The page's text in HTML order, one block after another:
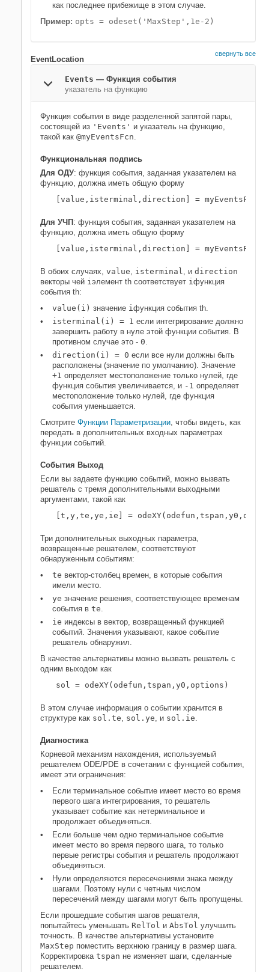
как последнее прибежище в этом случае.
Пример: opts = odeset('MaxStep',1e-2)
EventLocation
свернуть все
Events — Функция события
указатель на функцию
Функция события в виде разделенной запятой пары,
состоящей из 'Events' и указатель на функцию,
такой как @myEventsFcn.
Функциональная подпись
Для ОДУ: функция события, заданная указателем на
функцию, должна иметь общую форму
[value,isterminal,direction] =
Для УЧП : функция события, заданная указателем на
функцию, должна иметь общую форму
[value,isterminal,direction] =
В обоих случаях, value, isterminal, и direction
векторы чей iэлемент th соответствует iфункция
события th:
value(i) значение iфункция события th.
isterminal(i) = 1 если интегрирование должно
завершить работу в нуле этой функции события. В
противном случае это - 0.
direction(i) = 0 если все нули должны быть
расположены (значение по умолчанию). Значение
+1 определяет местоположение только нулей, где
функция события увеличивается, и -1 определяет
местоположение только нулей, где функция
события уменьшается.
Смотрите Функции Параметризации, чтобы видеть, как
передать в дополнительных входных параметрах
функции событий.
События Выход
Если вы задаете функцию событий, можно вызвать
решатель с тремя дополнительными выходными
аргументами, такой как
[t,y,te,ye,ie] =
Три дополнительных выходных параметра,
возвращенные решателем, соответствуют
обнаруженным событиям:
te вектор-столбец времен, в которые события
имели место.
ye значение решения, соответствующее временам
события в te.
ie индексы в вектор, возвращенный функцией
событий. Значения указывают, какое событие
решатель обнаружил.
В качестве альтернативы можно вызвать решатель с
одним выходом как
sol = odeXY(odefun,tspan,y0,options)
В этом случае информация о событии хранится в
структуре как sol.te, sol.ye, и sol.ie.
Диагностика
Корневой механизм нахождения, используемый
решателем ODE/PDE в сочетании с функцией события,
имеет эти ограничения:
Если терминальное событие имеет место во время
первого шага интегрирования, то решатель
указывает событие как нетерминальное и
продолжает объединяться.
Если больше чем одно терминальное событие
имеет место во время первого шага, то только
первые регистры события и решатель продолжают
объединяться.
Нули определяются пересечениями знака между
шагами. Поэтому нули с четным числом
пересечений между шагами могут быть пропущены.
Если прошедшие события шагов решателя,
попытайтесь уменьшать RelTol и AbsTol улучшить
точность. В качестве альтернативы установите
MaxStep поместить верхнюю границу в размер шага.
Корректировка tspan не изменяет шаги, сделанные
решателем.